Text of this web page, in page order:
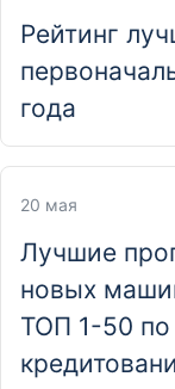
Республика
д. 40
Отделение
Отделение
Республика
Рейтинг
года
20 мая
Лучшие
новых
ТОП 1-50 по